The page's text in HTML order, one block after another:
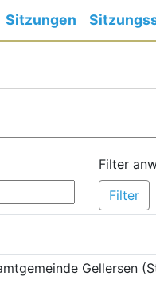
Sitzungen
Filter
Gellersen